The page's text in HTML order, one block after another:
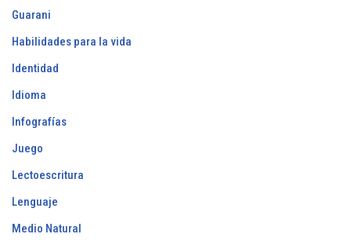
Guarani
Habilidades para la vida
Identidad
Idioma
Infografías
Juego
Lectoescritura
Lenguaje
Medio Natural